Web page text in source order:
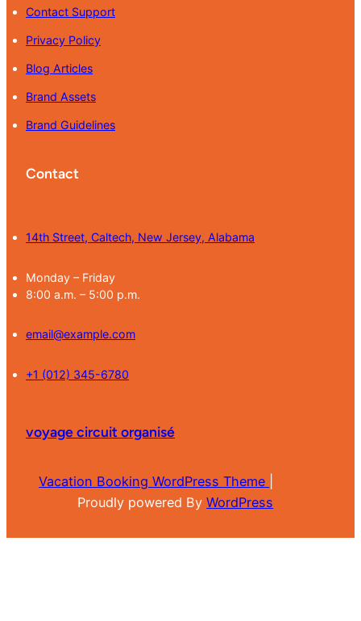
Contact Support
Privacy Policy
Blog Articles
Brand Assets
Brand Guidelines
Contact
14th Street, Caltech, New Jersey, Alabama
Monday – Friday
8:00 a.m. – 5:00 p.m.
email@example.com
+1 (012) 345-6780
voyage circuit organisé
Vacation Booking WordPress Theme
Proudly powered ByWordPress